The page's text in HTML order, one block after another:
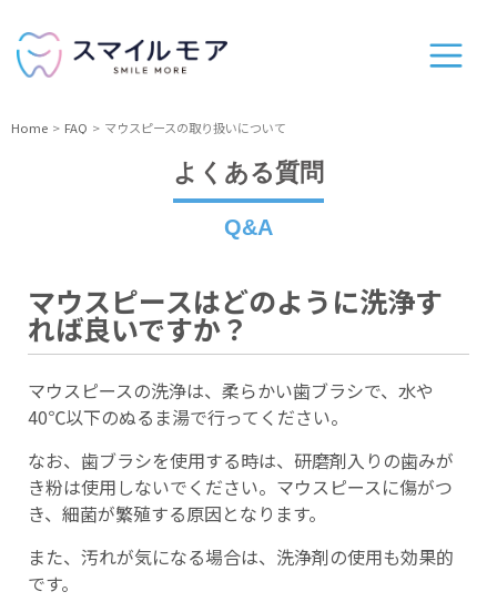
Home FAQ マウスピースの取り扱いについて
よくある質問
Q&A
マウスピースはどのように洗浄す
れば良いですか？
マウスピースの洗浄は、柔らかい歯ブラシで、水や
40℃以下のぬるま湯で行ってください。
なお、歯ブラシを使用する時は、研磨剤入りの歯みが
き粉は使用しないでください。マウスピースに傷がつ
き、細菌が繁殖する原因となります。
また、汚れが気になる場合は、洗浄剤の使用も効果的
です。